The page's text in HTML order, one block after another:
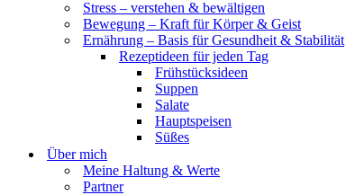
Stress – verstehen & bewältigen
Bewegung – Kraft für Körper & Geist
Ernährung – Basis für Gesundheit & Stabilität
Rezeptideen für jeden Tag
Frühstücksideen
Suppen
Salate
Hauptspeisen
Süßes
Über mich
Meine Haltung & Werte
Partner